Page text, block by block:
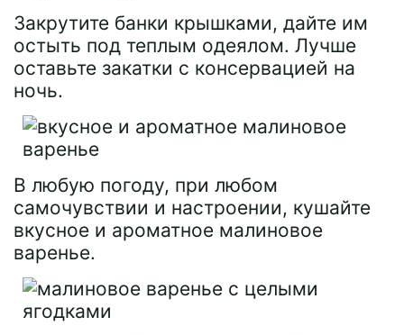
Закрутите банки крышками, дайте им
остыть под теплым одеялом. Лучше
оставьте закатки с консервацией на
ночь.
В любую погоду, при любом
самочувствии и настроении, кушайте
вкусное и ароматное малиновое
варенье.